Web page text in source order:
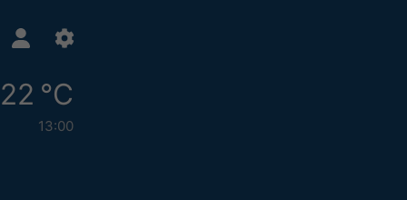
22 °C
13:00